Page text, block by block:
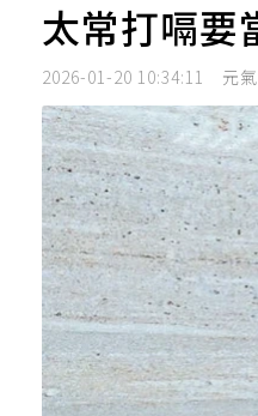
太常打嗝要
2026-01-20 10:34:11 元